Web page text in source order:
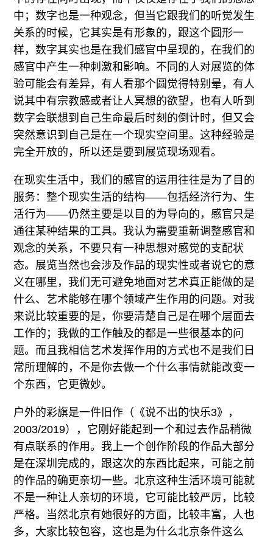
中；数字也是一种观念，但当它跟我们的听觉发生
关系的时候，它其实是有形象的，跟这个圆形一
样，数字其实也是在我们感官中呈现的，在我们的
感官中产生一种刺激和影响。不同的人对展览的体
验可能会有差异，有人看那个圆觉得特别晕，有人
说其中有宗教感或者让人冥想的欲望，也有人听到
数字会联想到自己生命最后时刻的倒计时，但又会
突然意识到自己是在一个现实空间里。这种经验是
完全开放的，所以还是要到展览现场观看。
在现实生活中，我们的感官的运用往往是为了目的
服务：整个现实生活的结构——包括经济行为、生
活行为——仍然主要是以目的为导向的，感官只是
通往某种结果的工具。我认为需要重新调整感官和
观念的关系，不要只有一种思想对感觉的支配状
态。展览当然也会涉及作品的现实性或者说它的意
义在哪里，我们无可避免地面对艺术真正能做的是
什么、艺术能够在哪个领域产生作用的问题。对我
来说比较重要的是，你要清楚自己是在哪个层面去
工作的；我做的工作触及的都是一些很基本的问
题。而且我相信艺术发挥作用的方式也不是我们日
常所理解的，不是你去做一个什么事情就能改变一
个东西，它更微妙。
户外的彩旗是一件旧作（《说不出的快乐3》，
2003/2019），它刚好能起到一个和过去作品稍微
有点联系的作用。我上一个创作阶段的作品大部分
是在深圳完成的，跟这次的东西比起来，可能之前
的作品的确更亲切一些。北京这种生活环境可能就
不是一种让人亲切的环境，它可能比较严厉，比较
严格。当然北京有她很好的方面，比较丰富，人也
多，大家比较包容，这也是为什么北京条件这么